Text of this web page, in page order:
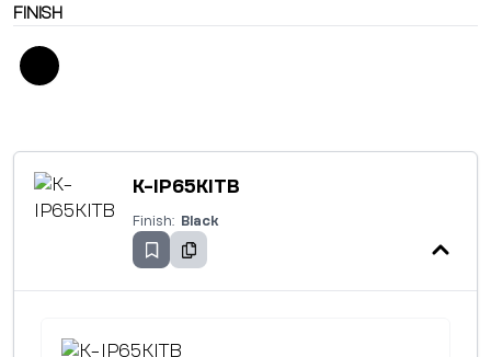
FINISH
K-IP65KITB
Finish: Black